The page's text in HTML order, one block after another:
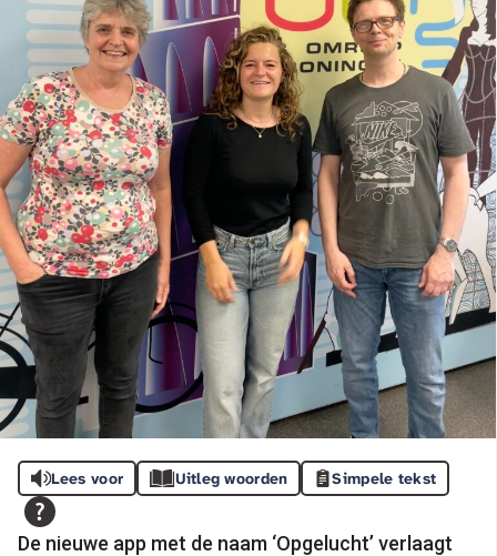
Lees voor Uitleg woorden Simpele tekst
De nieuwe app met de naam ‘Opgelucht’ verlaagt